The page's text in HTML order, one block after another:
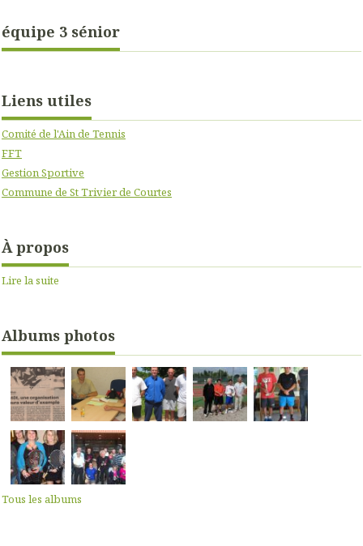
équipe 3 sénior
Liens utiles
Comité de l'Ain de Tennis
FFT
Gestion Sportive
Commune de St Trivier de Courtes
À propos
Lire la suite
Albums photos
Tous les albums